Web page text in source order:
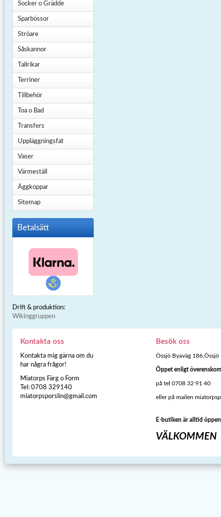
Socker o Grädde
Sparbössor
Ströare
Såskannor
Tallrikar
Terriner
Tillbehör
Toa o Bad
Transfers
Uppläggningsfat
Vaser
Värmeställ
Äggkoppar
Sitemap
Betalsätt
Drift & produktion:
Wikinggruppen
Kontakta oss
Kontakta mig gärna om du
har några frågor!
Miatorps Färg o Form
Tel: 0708 329140
miatorpsporslin@gmail.com
Besök oss
Össjö Byaväg 186,Össjö
Öppet enligt
på tel 0708 32 91 40
eller på mailen
E-butiken är alltid öppen
VÄLKOMMEN